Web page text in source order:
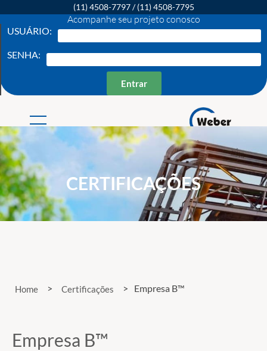
(11) 4508-7797/(11) 4508-7795
Acompanhe seu projeto conosco
USUÁRIO:
SENHA:
Entrar
Weber Ambiental
Consultoria e Engenharia Ambiental
CERTIFICAÇÕES
Home > Certificações > Empresa B™
Empresa B™